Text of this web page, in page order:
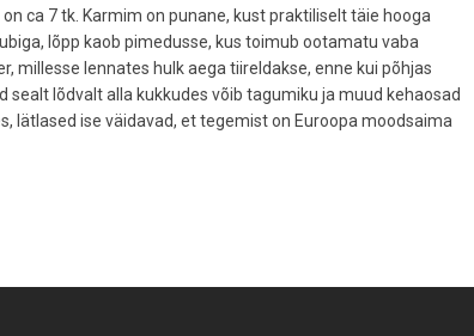
ca 7 tk. Karmim on punane, kust praktiliselt täie hooga
lõpp kaob pimedusse, kus toimub ootamatu vaba
millesse lennates hulk aega tiireldakse, enne kui põhjas
lõdvalt alla kukkudes võib tagumiku ja muud kehaosad
lätlased ise väidavad, et tegemist on Euroopa moodsaima